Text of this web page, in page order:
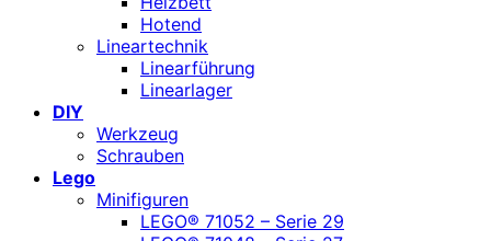
Hotend
Lineartechnik
Linearführung
Linearlager
DIY
Werkzeug
Schrauben
Lego
Minifiguren
LEGO® 71052 – Serie 29